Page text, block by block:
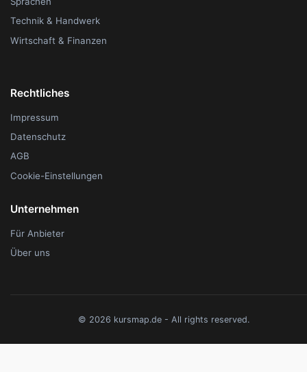
Technik & Handwerk
Wirtschaft & Finanzen
Rechtliches
Impressum
Datenschutz
AGB
Cookie-Einstellungen
Unternehmen
Für Anbieter
Über uns
© 2026 kursmap.de - All rights reserved.